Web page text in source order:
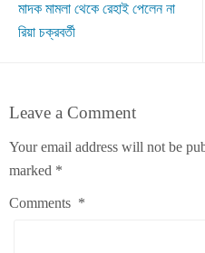
মাদক মামলা থেকে রেহাই পেলেন না
রিয়া চক্রবর্তী
Leave a Comment
Your email address will not be
marked *
Comments *